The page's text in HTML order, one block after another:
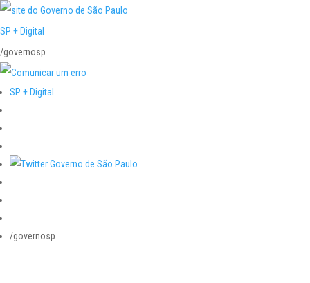
SP + Digital
/governosp
SP + Digital
/governosp